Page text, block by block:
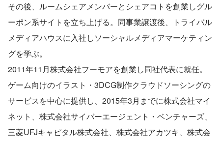
その後、ルームシェアメンバーとシェアコトを創業しグル
ーポン系サイトを立ち上げる。同事業譲渡後、トライバル
メディアハウスに入社しソーシャルメディアマーケティン
グを学ぶ。
2011年11月株式会社フーモアを創業し同社代表に就任。
ゲーム向けのイラスト・3DCG制作クラウドソーシングの
サービスを中心に提供し、2015年3月までに株式会社マイ
ネット、株式会社サイバーエージェント・ベンチャーズ、
三菱UFJキャピタル株式会社、株式会社アカツキ、株式会